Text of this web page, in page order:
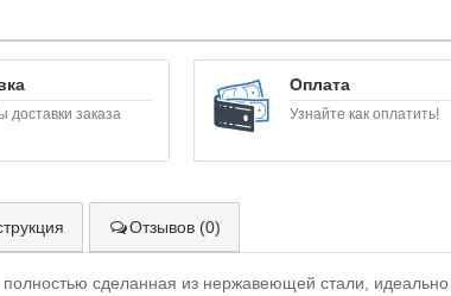
доставки заказа
Оплата
Узнайте как оплатить!
Отзывов (0)
сделанная из нержавеющей стали, идеально